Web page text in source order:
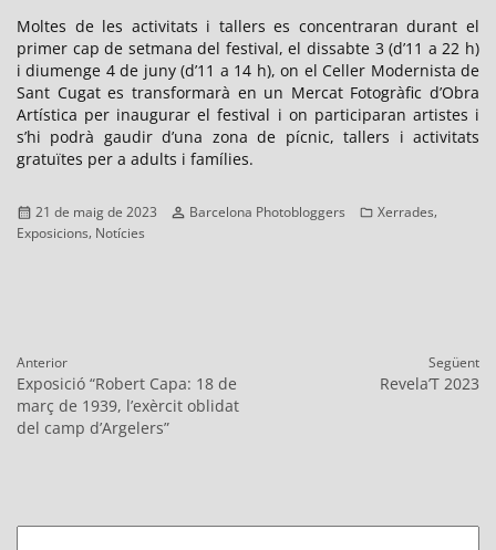
Moltes de les activitats i tallers es concentraran durant el
primer cap de setmana del festival, el dissabte 3 (d’11 a 22 h)
i diumenge 4 de juny (d’11 a 14 h), on el Celler Modernista de
Sant Cugat es transformarà en un Mercat Fotogràfic d’Obra
Artística per inaugurar el festival i on participaran artistes i
s’hi podrà gaudir d’una zona de pícnic, tallers i activitats
gratuïtes per a adults i famílies.
Publicat
el
21 de maig de 2023 Autor
Barcelona Photobloggers Categories
Xerrades,
Exposicions, Notícies
Navegació
d'entrades
Anterior
Entrada
anterior:
Exposició “Robert Capa: 18 de
març de 1939, l’exèrcit oblidat
del camp d’Argelers”
Següent
Revela’T 2023